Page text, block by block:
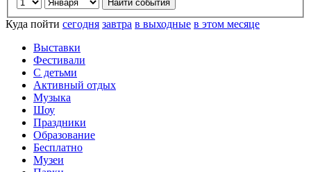
Куда пойти сегодня завтра в выходные в этом месяце
Выставки
Фестивали
С детьми
Активный отдых
Музыка
Шоу
Праздники
Образование
Бесплатно
Музеи